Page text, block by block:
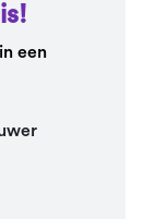
een